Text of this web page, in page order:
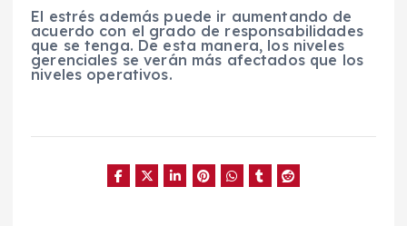
El estrés además puede ir aumentando de
acuerdo con el grado de responsabilidades
que se tenga. De esta manera, los niveles
gerenciales se verán más afectados que los
niveles operativos.